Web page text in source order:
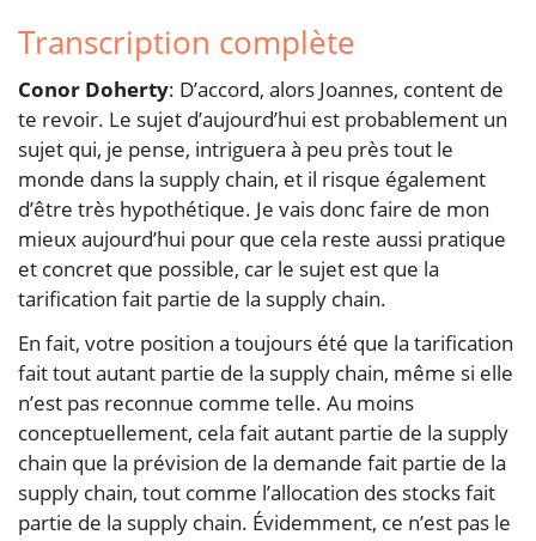
Transcription complète
Conor Doherty: D’accord, alors Joannes, content de
te revoir. Le sujet d’aujourd’hui est probablement un
sujet qui, je pense, intriguera à peu près tout le
monde dans la supply chain, et il risque également
d’être très hypothétique. Je vais donc faire de mon
mieux aujourd’hui pour que cela reste aussi pratique
et concret que possible, car le sujet est que la
tarification fait partie de la supply chain.
En fait, votre position a toujours été que la tarification
fait tout autant partie de la supply chain, même si elle
n’est pas reconnue comme telle. Au moins
conceptuellement, cela fait autant partie de la supply
chain que la prévision de la demande fait partie de la
supply chain, tout comme l’allocation des stocks fait
partie de la supply chain. Évidemment, ce n’est pas le